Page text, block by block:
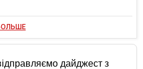
дайджест з